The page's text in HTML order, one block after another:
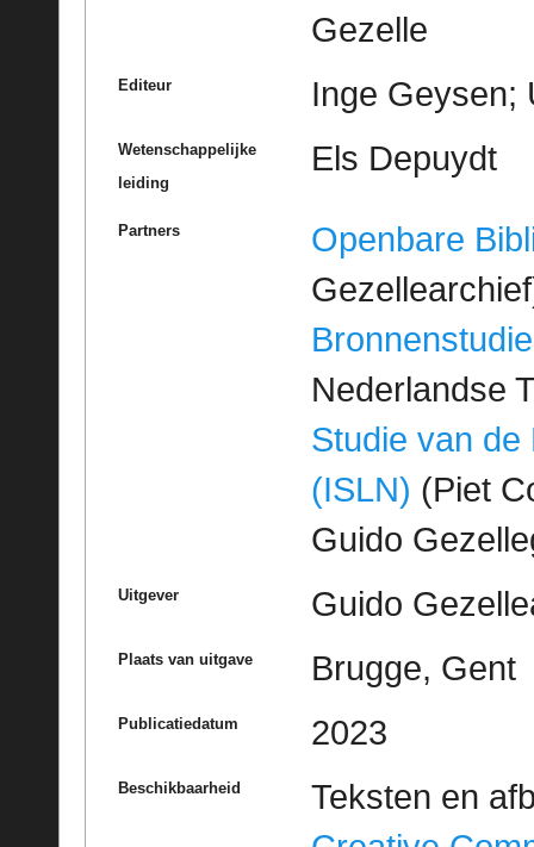
Gezelle
Editeur Inge Geysen;
Wetenschappelijke
leiding
Els Depuydt
Partners
Openbare
Bronnenstudie
Nederlandse
Studie van de
(ISLN) (Piet
Guido
Uitgever Guido
Plaats van uitgave Brugge, Gent
Publicatiedatum 2023
Beschikbaarheid
Teksten en